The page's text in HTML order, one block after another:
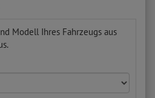
Modell Ihres Fahrzeugs aus